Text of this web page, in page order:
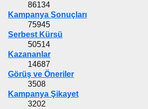
86134
Kampanya Sonuçları
75945
Serbest Kürsü
50514
Kazananlar
14687
Görüş ve Öneriler
3508
Kampanya Şikayet
3202